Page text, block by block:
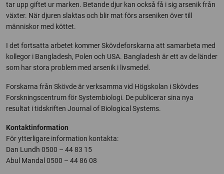
tar upp giftet ur marken. Betande djur kan också få i sig arsenik från
växter. När djuren slaktas och blir mat förs arseniken över till
människor med köttet.
I det fortsatta arbetet kommer Skövdeforskarna att samarbeta med
kollegor i Bangladesh, Polen och USA. Bangladesh är ett av de länder
som har stora problem med arsenik i livsmedel.
Forskarna från Skövde är verksamma vid Högskolan i Skövdes
Forskningscentrum för Systembiologi. De publicerar sina nya
resultat i tidskriften Journal of Biological Systems.
Kontaktinformation
För ytterligare information kontakta:
Dan Lundh 0500 – 44 83 15
Abul Mandal 0500 – 44 86 08